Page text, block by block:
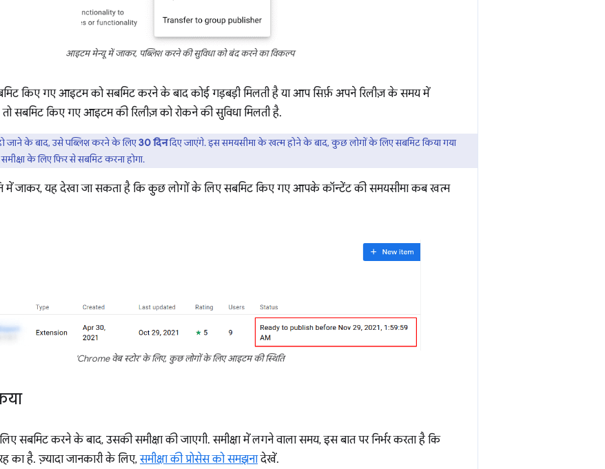
आइटम मेन्यू में जाकर, पब्लिश करने की सुविधा को बंद करने का विकल्प
किए गए आइटम को सबमिट करने के बाद कोई गड़बड़ी मिलती है या आप सिर्फ़ अपने रिलीज़ के समय में
सबमिट किए गए आइटम की रिलीज़ को रोकने की सुविधा मिलती है.
हो जाने के बाद, उसे पब्लिश करने के लिए30 दिनदिए जाएंगे. इस समयसीमा के खत्म होने के बाद, कुछ लोगों के लिए सबमिट किया गया
के लिए फिर से सबमिट करना होगा.
में जाकर, यह देखा जा सकता है कि कुछ लोगों के लिए सबमिट किए गए आपके कॉन्टेंट की समयसीमा कब खत्म
'Chrome वेब स्टोर' के लिए, कुछ लोगों के लिए आइटम की स्थिति
सबमिट करने के बाद, उसकी समीक्षा की जाएगी. समीक्षा में लगने वाला समय, इस बात पर निर्भर करता है कि
का है. ज़्यादा जानकारी के लिए,समीक्षा की प्रोसेस को समझनादेखें.